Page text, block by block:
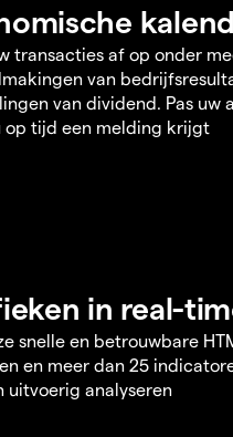
transacties af op onder
van
van dividend. Pas uw
op tijd een melding krijgt
in real-
snelle en betrouwbare
en meer dan 25
uitvoerig analyseren